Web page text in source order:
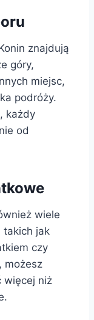
znajdują
góry,
miejsc,
podróży.
każdy
od
wiele
takich jak
czy
możesz
więcej niż